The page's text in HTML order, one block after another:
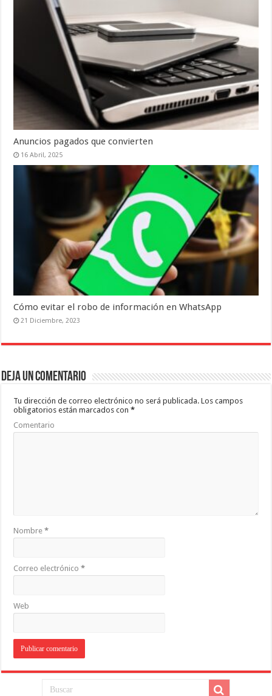
Anuncios pagados que convierten
16 Abril, 2025
Cómo evitar el robo de información en WhatsApp
21 Diciembre, 2023
Deja un comentario
Tu dirección de correo electrónico no será publicada. Los campos
obligatorios están marcados con*
Comentario
Nombre*
Correo electrónico*
Web